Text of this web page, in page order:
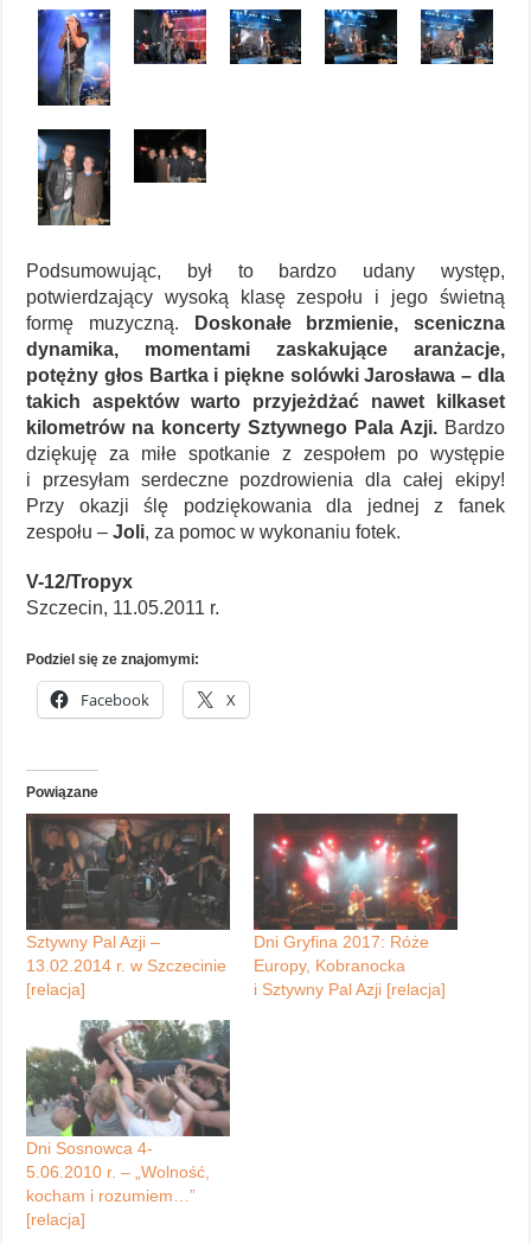
Podsumowując, był to bardzo udany występ,
potwierdzający wysoką klasę zespołu i jego świetną
formę muzyczną.
Doskonałe brzmienie, sceniczna
dynamika, momentami zaskakujące aranżacje,
potężny głos Bartka i piękne solówki Jarosława – dla
takich aspektów warto przyjeżdżać nawet kilkaset
kilometrów na koncerty Sztywnego Pala Azji.Bardzo
dziękuję za miłe spotkanie z zespołem po występie
i przesyłam serdeczne pozdrowienia dla całej ekipy!
Przy okazji ślę podziękowania dla jednej z fanek
zespołu –Joli, za pomoc w wykonaniu fotek.
V-12/Tropyx
Szczecin, 11.05.2011 r.
Podziel się ze znajomymi:
Facebook X
Powiązane
Sztywny Pal Azji –
13.02.2014 r. w Szczecinie
[relacja]
Dni Gryfina 2017: Róże
Europy, Kobranocka
i Sztywny Pal Azji [relacja]
Dni Sosnowca 4-
5.06.2010 r. – „Wolność,
kocham i rozumiem…”
[relacja]